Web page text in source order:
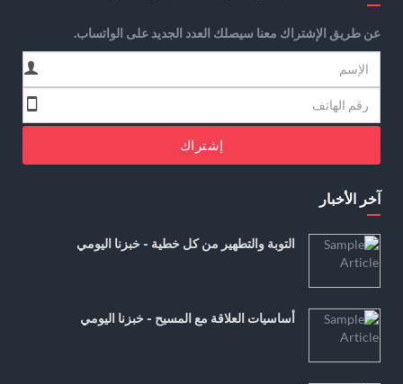
عن طريق الإشتراك معنا سيصلك العدد الجديد على الواتساب.
إشتراك
آخر الأخبار
التوبة والتطهير من كل خطية - خبزنا اليومي
أساسيات العلاقة مع المسيح - خبزنا اليومي